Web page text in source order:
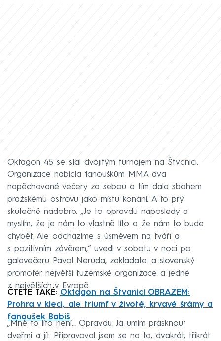
Oktagon 45 se stal dvojitým turnajem na Štvanici.
Organizace nabídla fanouškům MMA dva
napěchované večery za sebou a tím dala sbohem
pražskému ostrovu jako místu konání. A to prý
skutečně nadobro. „Je to opravdu naposledy a
myslím, že je nám to vlastně líto a že nám to bude
chybět. Ale odcházíme s úsměvem na tváři a
s pozitivním závěrem,“ uvedl v sobotu v noci po
galavečeru Pavol Neruda, zakladatel a slovenský
promotér největší tuzemské organizace a jedné
z největších v Evropě.
ČTĚTE TAKÉ: Oktagon na Štvanici OBRAZEM:
Prohra v kleci, ale triumf v životě, krvavé šrámy a
fanoušek Babiš
„Mně to líto není… Opravdu. Já umím prásknout
dveřmi a jít. Připravoval jsem se na to, dvakrát, třikrát